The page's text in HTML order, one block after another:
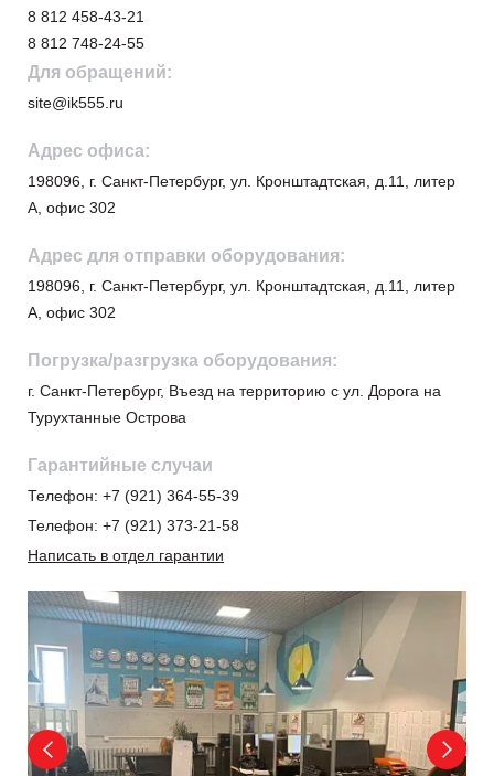
8 812 458-43-21
8 812 748-24-55
Для обращений:
site@ik555.ru
Адрес офиса:
198096, г. Санкт-Петербург, ул. Кронштадтская, д.11, литер
А, офис 302
Адрес для отправки оборудования:
198096, г. Санкт-Петербург, ул. Кронштадтская, д.11, литер
А, офис 302
Погрузка/разгрузка оборудования:
г. Санкт-Петербург, Въезд на территорию с ул. Дорога на
Турухтанные Острова
Гарантийные случаи
Телефон: +7 (921) 364-55-39
Телефон: +7 (921) 373-21-58
Написать в отдел гарантии